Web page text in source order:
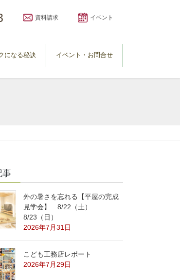
資料請求 イベント
になる秘訣 イベント・お問合せ
事
外の暑さを忘れる【平屋の完成
見学会】 8/22（土）
8/23（日）
2026年7月31日
こども工務店レポート
2026年7月29日